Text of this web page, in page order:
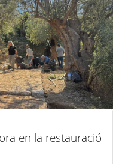
en la restauració